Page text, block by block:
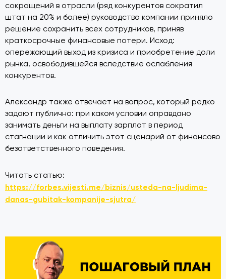
сокращений в отрасли (ряд конкурентов сократил
штат на 20% и более) руководство компании приняло
решение сохранить всех сотрудников, приняв
краткосрочные финансовые потери. Исход:
опережающий выход из кризиса и приобретение доли
рынка, освободившейся вследствие ослабления
конкурентов.
Александр также отвечает на вопрос, который редко
задают публично: при каком условии оправдано
занимать деньги на выплату зарплат в период
стагнации и как отличить этот сценарий от финансово
безответственного поведения.
Читать статью:
https://forbes.vijesti.me/biznis/usteda-na-ljudima-
danas-gubitak-kompanije-sjutra/